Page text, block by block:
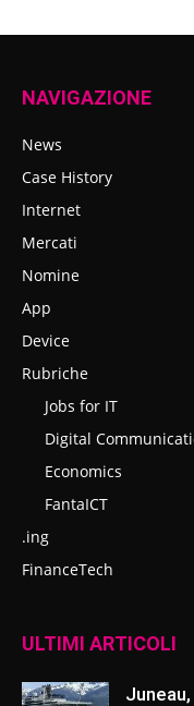
NAVIGAZIONE
News
Case History
Internet
Mercati
Nomine
App
Device
Rubriche
Jobs for IT
Digital
Economics
FantaICT
.ing
FinanceTech
ULTIMI ARTICOLI